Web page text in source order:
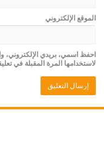
الموقع الإلكتروني
احفظ اسمي، بريدي الإلكتروني،
لاستخدامها المرة المقبلة في